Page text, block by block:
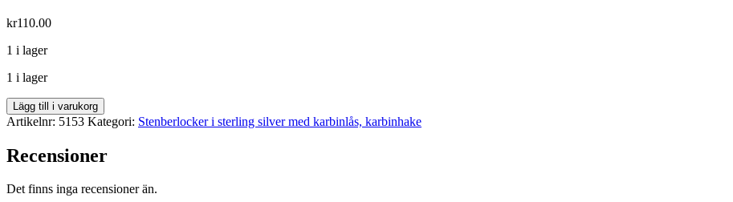
kr110.00
1 i lager
1 i lager
Berlock
med
-
Glasdroppe/Lila/Blå/Grön
Lägg till i varukorg
Artikelnr: 5153 Kategori: Stenberlocker i sterling silver med karbinlås, karbinhake
Recensioner
Det finns inga recensioner än.